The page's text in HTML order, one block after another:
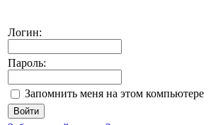
Логин:
Пароль:
Запомнить меня на этом компьютере